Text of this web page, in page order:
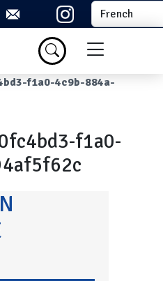
Select your
Menu du
f1a0-4c9b-884a-
f1a0-